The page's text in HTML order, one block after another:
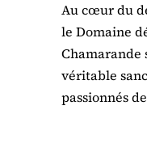
Au cœur du
le Domaine
Chamarande
véritable
passionnés